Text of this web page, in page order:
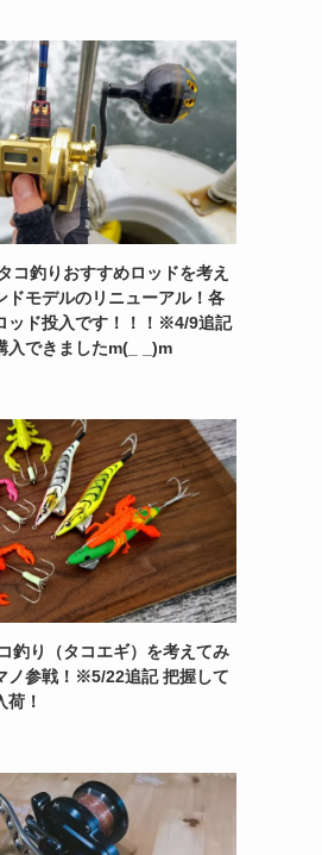
コ釣りおすすめロッドを考え
ドモデルのリニューアル！各
ッド投入です！！！※4/9追記
入できましたm(_ _)m
釣り（タコエギ）を考えてみ
ノ参戦！※5/22追記 把握して
荷！